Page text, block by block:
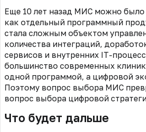
Еще 10 лет назад МИС можно было
как отдельный программный
стала сложным объектом
количества интеграций,
сервисов и внутренних IТ-
большинство современных
одной программой, а цифровой
Поэтому вопрос выбора МИС
вопрос выбора цифровой
Что будет дальше